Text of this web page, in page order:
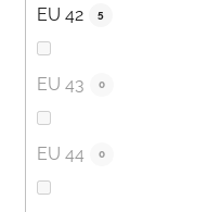
EU 42 5
EU 43 0
EU 44 0